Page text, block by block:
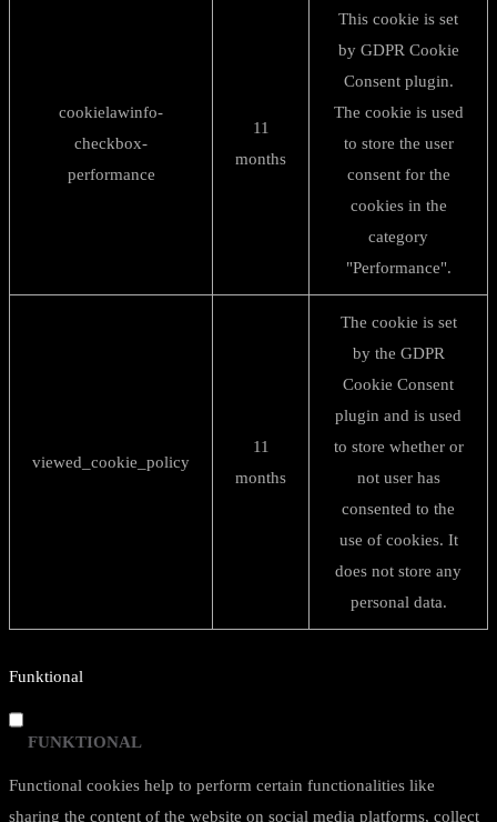
cookielawinfo-
checkbox-
performance
11
months
This cookie is set
by GDPR Cookie
Consent plugin.
The cookie is used
to store the user
consent for the
cookies in the
category
"Performance".
viewed_cookie_policy
11
months
The cookie is set
by the GDPR
Cookie Consent
plugin and is used
to store whether or
not user has
consented to the
use of cookies. It
does not store any
personal data.
Funktional
FUNKTIONAL
Functional cookies help to perform certain functionalities like
sharing the content of the website on social media platforms, collect